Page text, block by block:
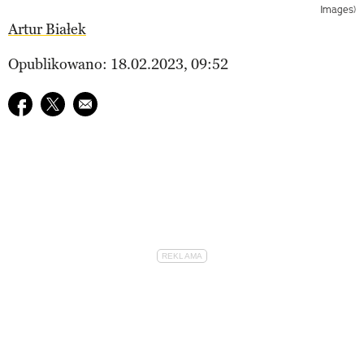
Images)
Artur Białek
Opublikowano: 18.02.2023, 09:52
Udostępnij na facebook
Udostępnij na twitter
E-mail do przyjaciela